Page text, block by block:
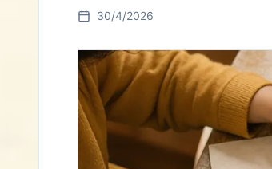
30/4/2026